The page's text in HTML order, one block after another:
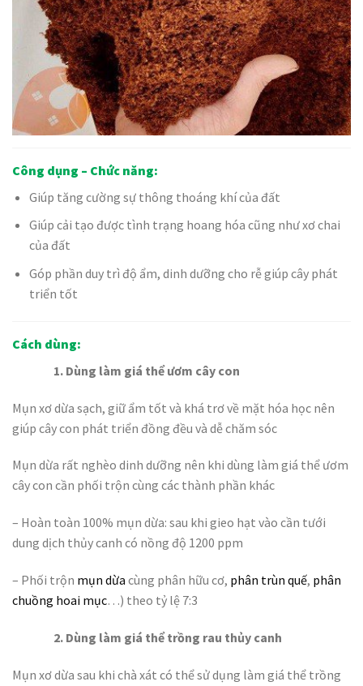
Công dụng – Chức năng:
Giúp tăng cường sự thông thoáng khí của đất
Giúp cải tạo được tình trạng hoang hóa cũng như xơ chai
của đất
Góp phần duy trì độ ẩm, dinh dưỡng cho rễ giúp cây phát
triển tốt
Cách dùng:
1. Dùng làm giá thể ươm cây con
Mụn xơ dừa sạch, giữ ẩm tốt và khá trơ về mặt hóa học nên
giúp cây con phát triển đồng đều và dễ chăm sóc
Mụn dừa rất nghèo dinh dưỡng nên khi dùng làm giá thể ươm
cây con cần phối trộn cùng các thành phần khác
– Hoàn toàn 100% mụn dừa: sau khi gieo hạt vào cần tưới
dung dịch thủy canh có nồng độ 1200 ppm
– Phối trộn mụn dừa cùng phân hữu cơ, phân trùn quế, phân
chuồng hoai mục…) theo tỷ lệ 7:3
2. Dùng làm giá thể trồng rau thủy canh
Mụn xơ dừa sau khi chà xát có thể sử dụng làm giá thể trồng